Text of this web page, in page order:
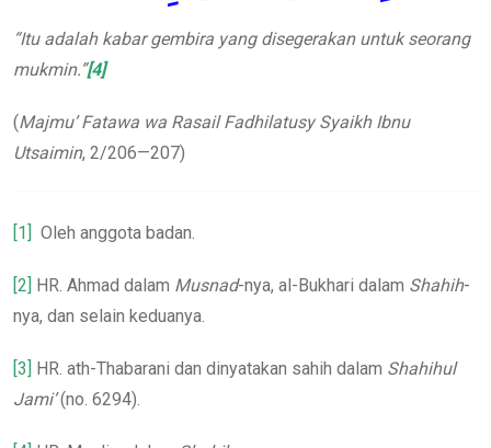
“Itu adalah kabar gembira yang disegerakan untuk seorang
mukmin.”[4]
(Majmu’ Fatawa wa Rasail Fadhilatusy Syaikh Ibnu
Utsaimin, 2/206—207)
[1] Oleh anggota badan.
[2] HR. Ahmad dalam Musnad-nya, al-Bukhari dalam Shahih-
nya, dan selain keduanya.
[3] HR. ath-Thabarani dan dinyatakan sahih dalam Shahihul
Jami’(no. 6294).